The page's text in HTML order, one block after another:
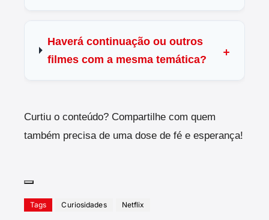
Haverá continuação ou outros
filmes com a mesma temática?
Curtiu o conteúdo? Compartilhe com quem
também precisa de uma dose de fé e esperança!
Tags Curiosidades Netflix